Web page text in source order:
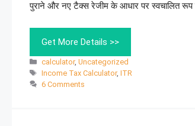
पुराने और नए टैक्स रेजीम के आधार पर स्वचालित रूप
Get More Details >>
calculator, Uncategorized
Income Tax Calculator, ITR
6 Comments